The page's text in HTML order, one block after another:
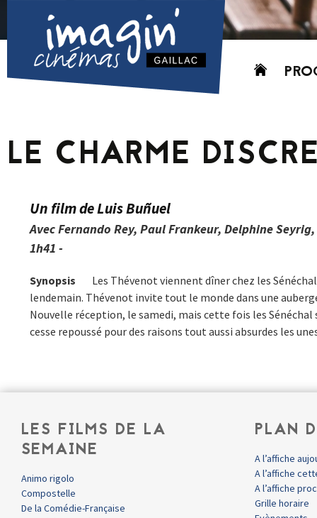
Aller
LE CHARME
Un film de Luis Buñuel
Avec Fernando Rey, Paul Frankeur, Delphine
1h41 -
Synopsis
Les Thévenot viennent dîner chez les
lendemain. Thévenot invite tout le monde dans une
Nouvelle réception, le samedi, mais cette fois les Sénéchal
cesse repoussé pour des raisons tout aussi absurdes les
LES FILMS DE LA
SEMAINE
Animo rigolo
Compostelle
De la Comédie-Française
PLAN
A l’affiche
A l’affiche
A l’affiche
Grille horaire